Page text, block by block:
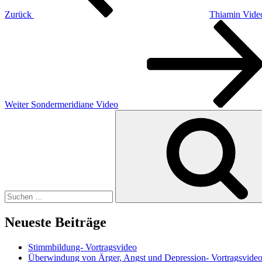
Zurück
Thiamin
Weiter Sondermeridiane Video
Neueste Beiträge
Stimmbildung- Vortragsvideo
Überwindung von Ärger, Angst und Depression- Vortragsvideo